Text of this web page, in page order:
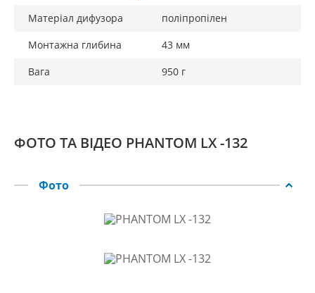
Матеріал дифузора
поліпропілен
Монтажна глибина
43 мм
Вага
950 г
ФОТО ТА ВІДЕО PHANTOM LX -132
Фото